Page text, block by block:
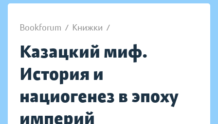
Bookforum / Книжки /
Казацкий миф.
История и
нациогенез в эпоху
империй